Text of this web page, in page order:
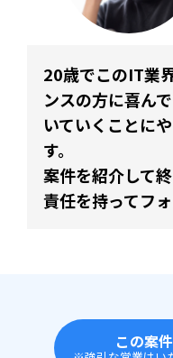
20歳でこのIT業
ンスの方に喜ん
いていくことに
す。
案件を紹介して
責任を持ってフ
この案